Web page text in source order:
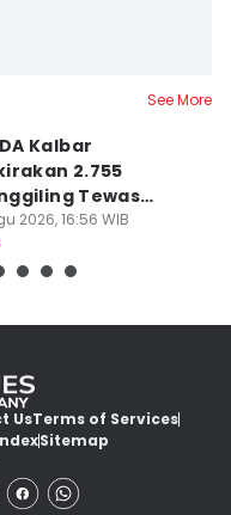
See More
Kalbar
2.755
Tewas
Dapat 551 Kg Sisik
2026, 16:56 WIB
UsTerms of Services
Sitemap